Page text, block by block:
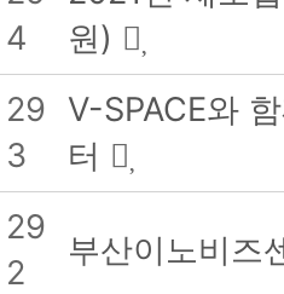
4
원)
29
3
V-SPACE와
터
29
2
부산이노비즈